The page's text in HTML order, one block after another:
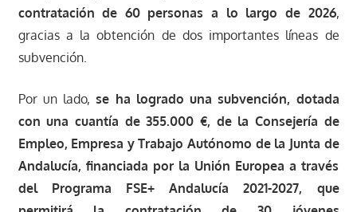
contratación de 60 personas a lo largo de 2026,
gracias a la obtención de dos importantes líneas de
subvención.
Por un lado,se ha logrado una subvención, dotada
con una cuantía de 355.000 €, de la Consejería de
Empleo, Empresa y Trabajo Autónomo de la Junta de
Andalucía, financiada por la Unión Europea a través
del Programa FSE+ Andalucía 2021-2027, que